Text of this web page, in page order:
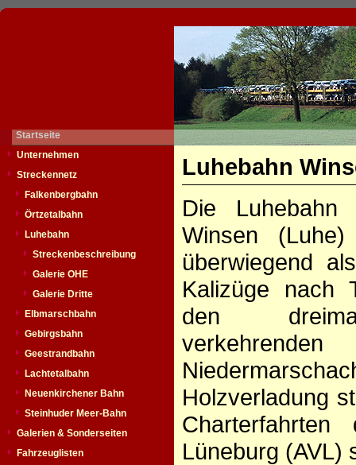
Startseite
Unternehmen
Streckennetz
Falkenbergbahn
Örtzetalbahn
Luhebahn
Streckenbeschreibung
Galerie OHE
Galerie Dritte
Elbmarschbahn
Gebirgsbahn
Geestrandbahn
Lachtetalbahn
Neuenkirchener Bahn
Steinhuder Meer-Bahn
Galerien & Sonderseiten
Fahrzeuglisten
Luhebahn
Die
Winsen
überwiegend
Kalizüge nach
den
Holzverladung
Charterfahrten
Lüneburg (AVL)